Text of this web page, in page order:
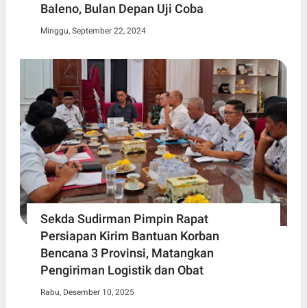
Baleno, Bulan Depan Uji Coba
Minggu, September 22, 2024
Sekda Sudirman Pimpin Rapat
Persiapan Kirim Bantuan Korban
Bencana 3 Provinsi, Matangkan
Pengiriman Logistik dan Obat
Rabu, Desember 10, 2025